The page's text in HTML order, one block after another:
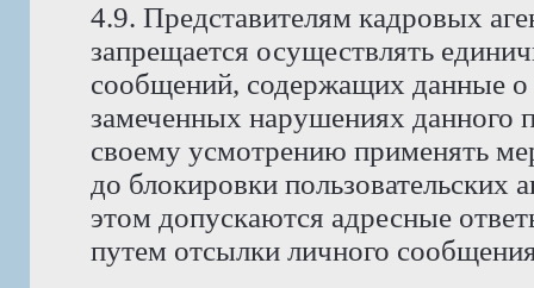
4.9. Представителям кадровых
запрещается осуществлять
сообщений, содержащих данные о
замеченных нарушениях данного
своему усмотрению применять
до блокировки
этом допускаются адресные
путем отсылки личного